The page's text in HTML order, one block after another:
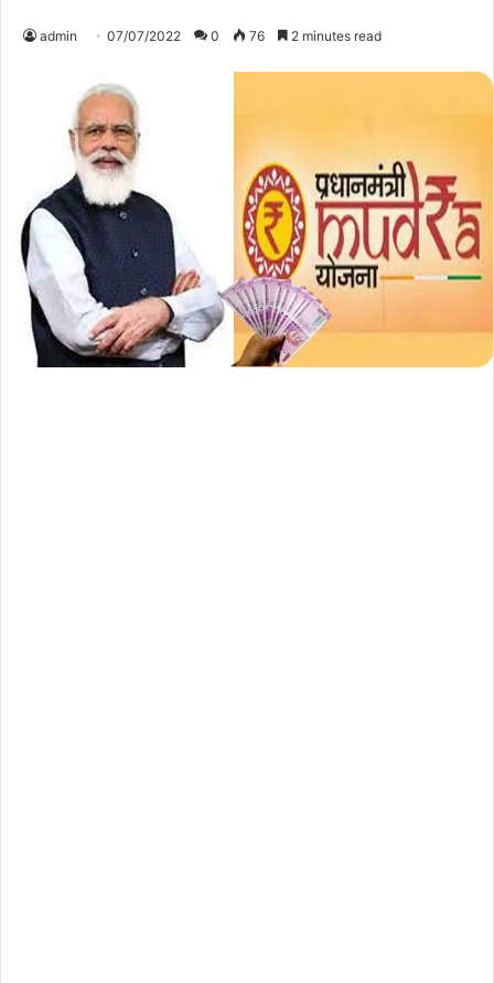
admin 07/07/2022 0 76 2 minutes read